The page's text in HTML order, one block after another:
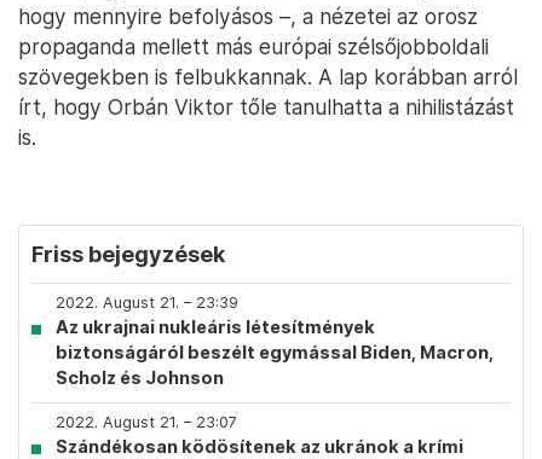
hogy mennyire befolyásos –, a nézetei az orosz
propaganda mellett más európai szélsőjobboldali
szövegekben is felbukkannak. A lap korábban arról
írt, hogy Orbán Viktor tőle tanulhatta a nihilistázást
is.
Friss bejegyzések
2022. August 21. – 23:39
Az ukrajnai nukleáris létesítmények
biztonságáról beszélt egymással Biden, Macron,
Scholz és Johnson
2022. August 21. – 23:07
Szándékosan ködösítenek az ukránok a krími